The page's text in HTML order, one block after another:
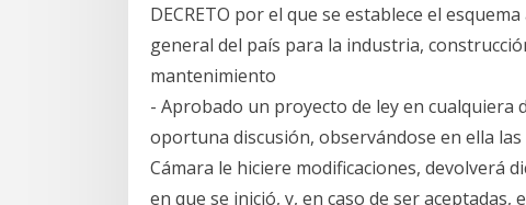
DECRETO por el que se establece el
general del país para la industria,
mantenimiento
- Aprobado un proyecto de ley en cualquiera
oportuna discusión, observándose en ella
Cámara le hiciere modificaciones, devolverá
en que se inició, y, en caso de ser aceptadas,